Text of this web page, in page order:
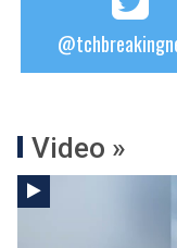
Video »